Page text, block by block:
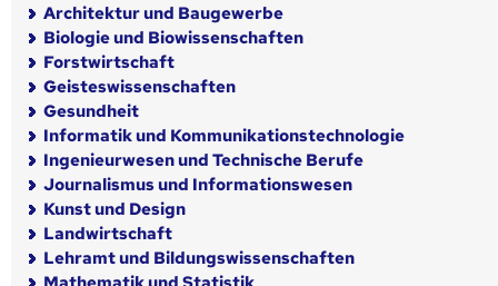
Architektur und Baugewerbe
Biologie und Biowissenschaften
Forstwirtschaft
Geisteswissenschaften
Gesundheit
Informatik und Kommunikationstechnologie
Ingenieurwesen und Technische Berufe
Journalismus und Informationswesen
Kunst und Design
Landwirtschaft
Lehramt und Bildungswissenschaften